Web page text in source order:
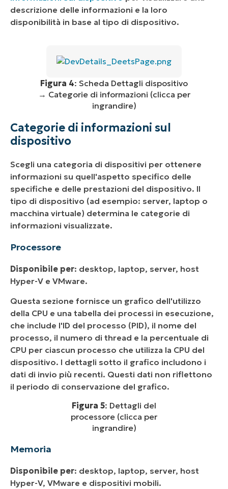
descrizione delle informazioni e la loro
disponibilità in base al tipo di dispositivo.
Figura 4: Scheda Dettagli dispositivo
→ Categorie di informazioni (clicca per
ingrandire)
Categorie di informazioni sul
dispositivo
Scegli una categoria di dispositivi per ottenere
informazioni su quell'aspetto specifico delle
specifiche e delle prestazioni del dispositivo. Il
tipo di dispositivo (ad esempio: server, laptop o
macchina virtuale) determina le categorie di
informazioni visualizzate.
Processore
Disponibile per: desktop, laptop, server, host
Hyper-V e VMware.
Questa sezione fornisce un grafico dell'utilizzo
della CPU e una tabella dei processi in esecuzione,
che include l'ID del processo (PID), il nome del
processo, il numero di thread e la percentuale di
CPU per ciascun processo che utilizza la CPU del
dispositivo. I dettagli sotto il grafico includono i
dati di invio più recenti. Questi dati non riflettono
il periodo di conservazione del grafico.
Figura 5: Dettagli del
processore (clicca per
ingrandire)
Memoria
Disponibile per: desktop, laptop, server, host
Hyper-V, VMware e dispositivi mobili.